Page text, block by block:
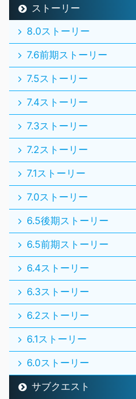
ストーリー
8.0ストーリー
7.6前期ストーリー
7.5ストーリー
7.4ストーリー
7.3ストーリー
7.2ストーリー
7.1ストーリー
7.0ストーリー
6.5後期ストーリー
6.5前期ストーリー
6.4ストーリー
6.3ストーリー
6.2ストーリー
6.1ストーリー
6.0ストーリー
サブクエスト